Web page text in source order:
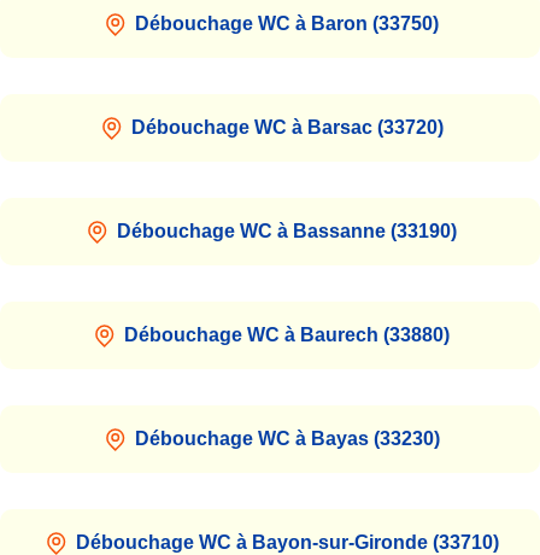
Débouchage WC à Baron (33750)
Débouchage WC à Barsac (33720)
Débouchage WC à Bassanne (33190)
Débouchage WC à Baurech (33880)
Débouchage WC à Bayas (33230)
Débouchage WC à Bayon-sur-Gironde (33710)